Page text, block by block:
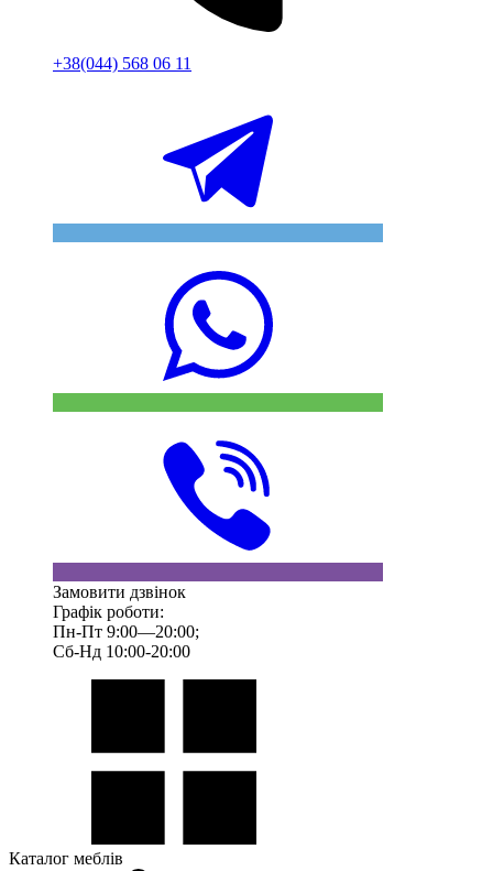
+38(044) 568 06 11
Замовити дзвінок
Графік роботи:
Пн-Пт 9:00—20:00;
Сб-Нд 10:00-20:00
Каталог меблів